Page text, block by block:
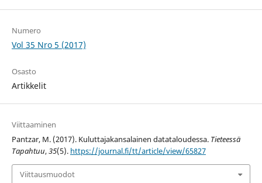
Numero
Vol 35 Nro 5 (2017)
Osasto
Artikkelit
Viittaaminen
Pantzar, M. (2017). Kuluttajakansalainen datataloudessa. Tieteessä
Tapahtuu,35(5). https://journal.fi/tt/article/view/65827
Viittausmuodot